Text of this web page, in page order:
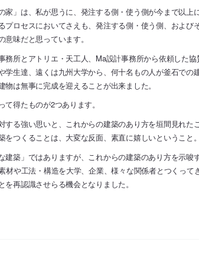
家」は、私が思うに、発注する側・使う側が今まで以上
プロセスにおいてさえも、発注する側・使う側、およ
味だと思っています。
務所とアトリエ・天工人、Ma設計事務所から依頼した
学生達、遠くは九州大学から、何十名もの人が釜石での
物は無事に完成を迎えることが出来ました。
得たものが2つあります。
する強い思いと、これからの建築のあり方を垣間見れたこ
をつくることは、大変な反面、素直に嬉しいということ。
建築」ではありますが、これからの建築のあり方を示唆
材や工法・構造を大学、企業、様々な関係者とつくっ
再認識させらる機会となりました。